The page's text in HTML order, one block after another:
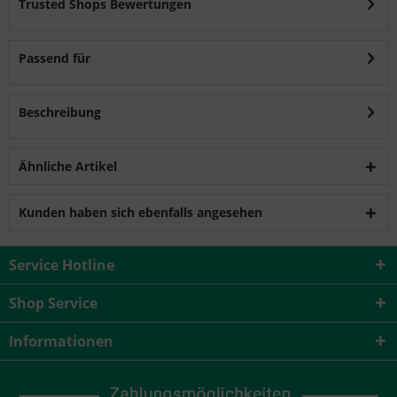
Trusted Shops Bewertungen
Passend für
Beschreibung
Ähnliche Artikel
Kunden haben sich ebenfalls angesehen
Service Hotline
Shop Service
Informationen